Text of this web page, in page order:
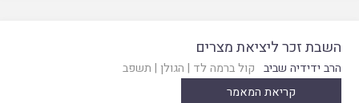
השבת זכר ליציאת מצרים
הרב ידידיה שביב קול ברמה לד | הגולן | תשפב
קריאת המאמר